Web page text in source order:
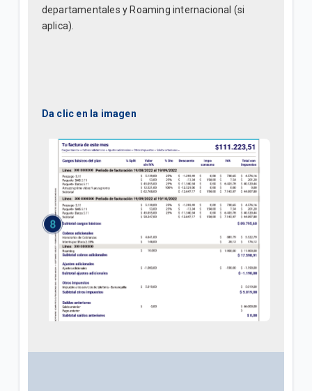
departamentales y Roaming internacional (si
aplica).
Da clic en la imagen